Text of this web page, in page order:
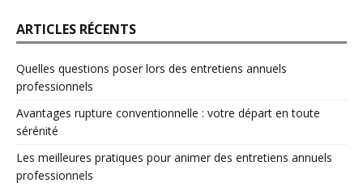
ARTICLES RÉCENTS
Quelles questions poser lors des entretiens annuels
professionnels
Avantages rupture conventionnelle : votre départ en toute
sérénité
Les meilleures pratiques pour animer des entretiens annuels
professionnels